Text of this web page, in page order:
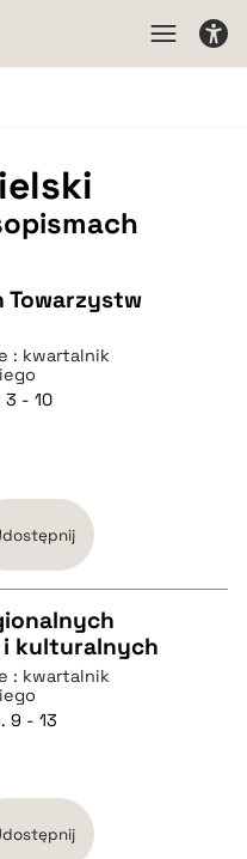
Towarzystw
: kwartalnik
3 - 10
kulturalnych
: kwartalnik
9 - 13